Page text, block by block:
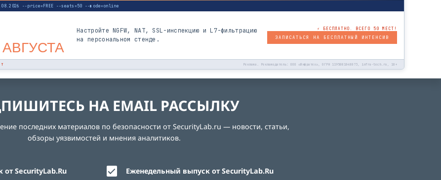
--price=FREE --seats=50 --mode=online
Настройте NGFW, NAT, SSL-инспекцию и L7-фильтрацию
на персональном стенде.
⚡ БЕСПЛАТНО. ВСЕГО 50 МЕСТ!
ЗАПИСАТЬСЯ НА БЕСПЛАТНЫЙ ИНТЕНСИВ
Реклама. Рекламодатель: ООО «Инфратех», ОГРН 1195081048073, infra-tech.ru, 18+
НА EMAIL РАССЫЛКУ
последних материалов по безопасности от SecurityLab.ru — новости, статьи,
обзоры уязвимостей и мнения аналитиков.
SecurityLab.Ru Еженедельный выпуск от SecurityLab.Ru